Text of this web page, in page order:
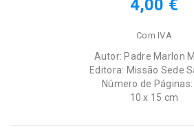
4,00 €
Com IVA
Autor: Padre Marlon
Editora: Missão Sede
Número de
10 x 15 cm